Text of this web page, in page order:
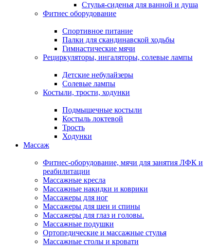
Стулья-сиденья для ванной и душа
Фитнес оборудование
Спортивное питание
Палки для скандинавской ходьбы
Гимнастические мячи
Рециркуляторы, ингаляторы, солевые лампы
Детские небулайзеры
Солевые лампы
Костыли, трости, ходунки
Подмышечные костыли
Костыль локтевой
Трость
Ходунки
Массаж
Фитнес-оборудование, мячи для занятия ЛФК и
реабилитации
Массажные кресла
Массажные накидки и коврики
Массажеры для ног
Массажеры для шеи и спины
Массажеры для глаз и головы.
Массажные подушки
Ортопедические и массажные стулья
Массажные столы и кровати